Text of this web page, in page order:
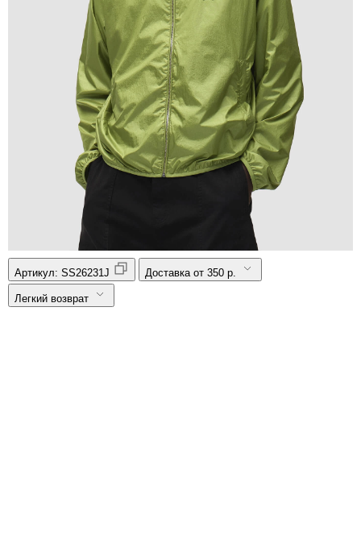
Артикул: SS26231J Доставка от 350 р.
Легкий возврат